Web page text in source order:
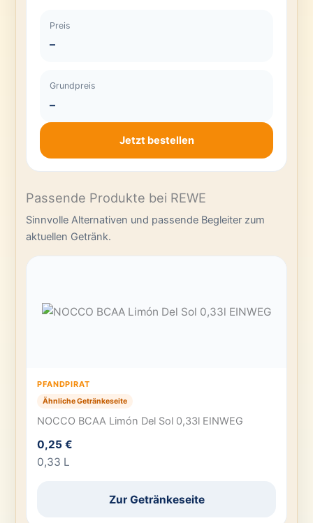
Preis
–
Grundpreis
–
Jetzt bestellen
Passende Produkte bei REWE
Sinnvolle Alternativen und passende Begleiter zum
aktuellen Getränk.
PFANDPIRAT
Ähnliche Getränkeseite
NOCCO BCAA Limón Del Sol 0,33l EINWEG
0,25 €
0,33 L
Zur Getränkeseite